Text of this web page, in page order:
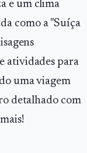
e um clima
como a "Suíça
atividades para
uma viagem
detalhado com